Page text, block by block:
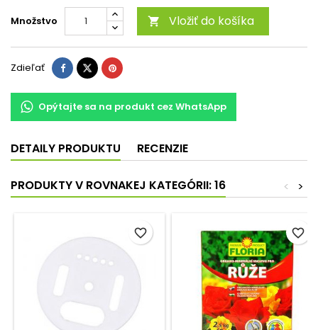
Množstvo  Vložiť do košíka
Zdieľať
Opýtajte sa na produkt cez WhatsApp
DETAILY PRODUKTU RECENZIE
PRODUKTY V ROVNAKEJ KATEGÓRII: 16 >
<
favorite_border favorite_border